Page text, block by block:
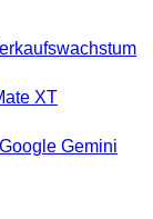
XT
Gemini